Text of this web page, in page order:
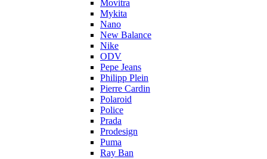
Movitra
Mykita
Nano
New Balance
Nike
ODV
Pepe Jeans
Philipp Plein
Pierre Cardin
Polaroid
Police
Prada
Prodesign
Puma
Ray Ban